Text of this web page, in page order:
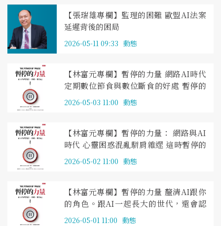
【張瑞雄專欄】監理的困難 歐盟AI法案
延遲背後的困局
2026-05-11 09:33 動態
【林富元專欄】暫停的力量 網路AI時代
定期數位節食與數位斷食的好處 暫停的
力量 其六
2026-05-03 11:00 動態
【林富元專欄】暫停的力量： 網路與AI
時代 心靈困惑混亂駢肩雜遝 這時暫停的
力量就具體化出現 暫停的力量 其五
2026-05-02 11:00 動態
【林富元專欄】暫停的力量 釐清AI跟你
的角色。跟AI一起長大的世代，還會認
為是AI搶走人類工作嗎？ 暫停的力量 其
2026-05-01 11:00 動態